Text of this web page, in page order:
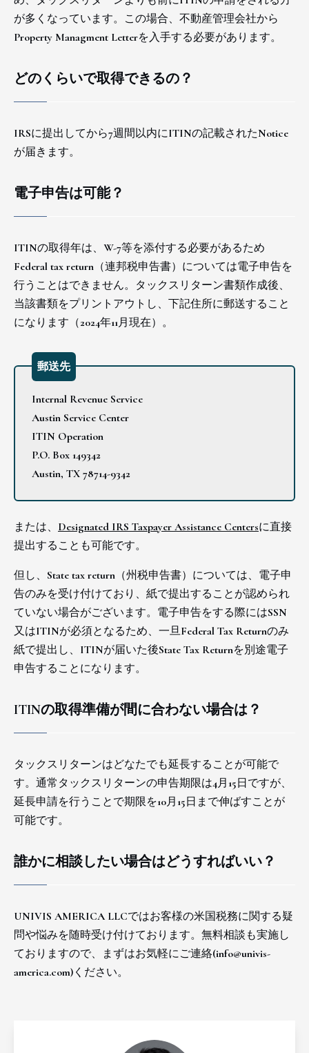
が多くなっています。この場合、不動産管理会社から
Property Managment Letterを入手する必要があります。
どのくらいで取得できるの？
IRSに提出してから7週間以内にITINの記載されたNotice
が届きます。
電子申告は可能？
ITINの取得年は、W-7等を添付する必要があるため
Federal tax return（連邦税申告書）については電子申告を
行うことはできません。タックスリターン書類作成後、
当該書類をプリントアウトし、下記住所に郵送すること
になります（2024年11月現在）。
郵送先
Internal Revenue Service
Austin Service Center
ITIN Operation
P.O. Box 149342
Austin, TX 78714-9342
または、 Designated IRS Taxpayer Assistance Centersに直接
提出することも可能です。
但し、State tax return（州税申告書）については、電子申
告のみを受け付けており、紙で提出することが認められ
ていない場合がございます。電子申告をする際にはSSN
又はITINが必須となるため、一旦Federal Tax Returnのみ
紙で提出し、ITINが届いた後State Tax Returnを別途電子
申告することになります。
ITINの取得準備が間に合わない場合は？
タックスリターンはどなたでも延長することが可能で
す。通常タックスリターンの申告期限は4月15日ですが、
延長申請を行うことで期限を10月15日まで伸ばすことが
可能です。
誰かに相談したい場合はどうすればいい？
UNIVIS AMERICA LLCではお客様の米国税務に関する疑
問や悩みを随時受け付けております。無料相談も実施し
ておりますので、まずはお気軽にご連絡(info@univis-
america.com)ください。